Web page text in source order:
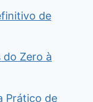
de
do Zero à
Prático de